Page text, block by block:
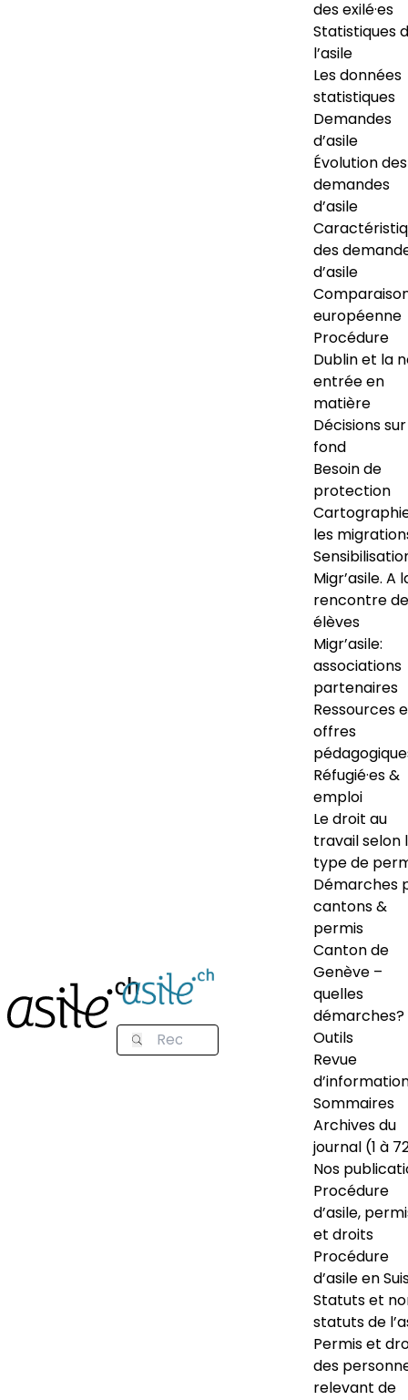
des exilé·es
Statistiques
l’asile
Les données
statistiques
Demandes
d’asile
Évolution des
demandes
d’asile
des
d’asile
européenne
Procédure
Dublin et la
entrée en
matière
Décisions
fond
Besoin de
protection
les
Migr’asile. A
rencontre
élèves
Migr’asile:
associations
partenaires
Ressources
offres
Réfugié·es &
emploi
Le droit au
travail selon
type de
Démarches
cantons &
permis
Canton de
Genève –
quelles
démarches?
Outils
Revue
Sommaires
Archives du
journal (1 à
Nos
Procédure
d’asile,
et droits
Procédure
d’asile en
Statuts et
statuts de
Permis et
des
relevant de